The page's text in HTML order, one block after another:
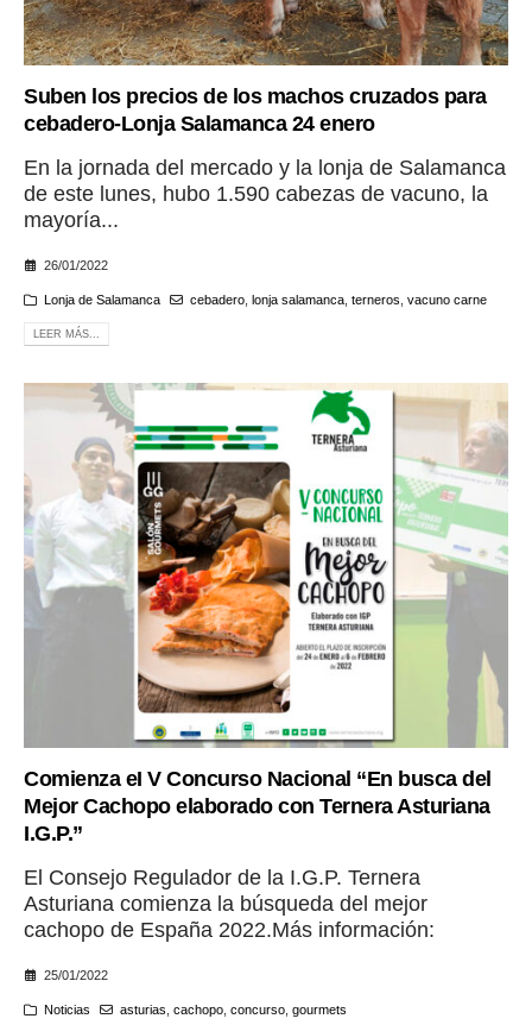
Suben los precios de los machos cruzados para
cebadero-Lonja Salamanca 24 enero
En la jornada del mercado y la lonja de Salamanca
de este lunes, hubo 1.590 cabezas de vacuno, la
mayoría...
26/01/2022
Lonja de Salamanca cebadero, lonja salamanca, terneros vacuno carne
LEER MÁS...
Comienza eI V Concurso Nacional “En busca del
Mejor Cachopo elaborado con Ternera Asturiana
I.G.P.”
El Consejo Regulador de la I.G.P. Ternera
Asturiana comienza la búsqueda del mejor
cachopo de España 2022.Más información:
25/01/2022
Noticias asturias cachopo, concurso, gourmets